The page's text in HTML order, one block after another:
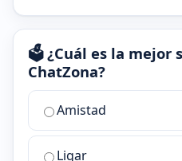
🗳️ ¿Cuál es la mejor
ChatZona?
¿Cuál
la
Amistad
Ligar